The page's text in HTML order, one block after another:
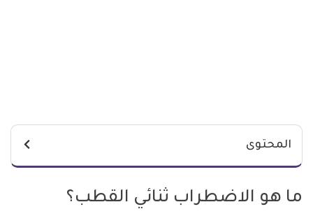
المحتوى
ما هو الاضطراب ثنائي القطب؟